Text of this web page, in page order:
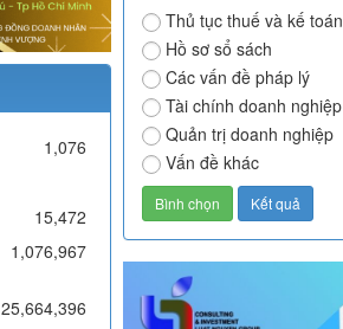
Thủ tục thuế và kế toán
Hồ sơ sổ sách
Các vấn đề pháp lý
Tài chính doanh nghiệp
Quản trị doanh nghiệp
Vấn đề khác
1,076
15,472
1,076,967
25,664,396